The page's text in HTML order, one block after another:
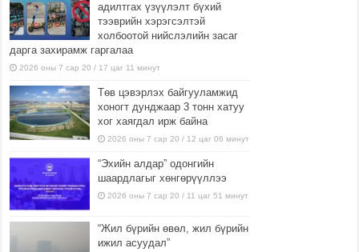
адилтгах үзүүлэлт бүхий
тээврийн хэрэгсэлтэй
холбоотой нийслэлийн засаг
дарга захирамж гаргалаа
2026 оны 7 сар 20 / 17 цаг 11 минут
Төв цэвэрлэх байгууламжид
хоногт дунджаар 3 тонн хатуу
хог хаягдал ирж байна
2026 оны 7 сар 20 / 12 цаг 06 минут
“Эхийн алдар” одонгийн
шаардлагыг хөнгөрүүллээ
2026 оны 7 сар 20 / 11 цаг 51 минут
“Жил бүрийн өвөл, жил бүрийн
ижил асуудал”